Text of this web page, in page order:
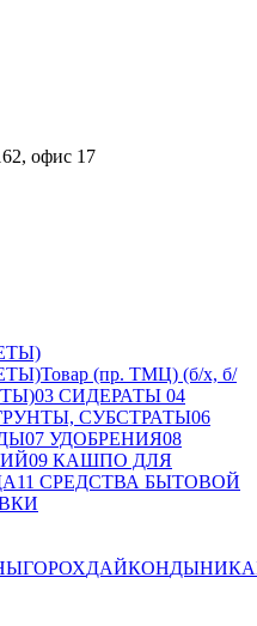
офис 17
Товар (пр. ТМЦ) (б/х, б/
03 СИДЕРАТЫ 04
СУБСТРАТЫ06
07 УДОБРЕНИЯ08
09 КАШПО ДЛЯ
11 СРЕДСТВА БЫТОВОЙ
ГОРОХДАЙКОНДЫНИ